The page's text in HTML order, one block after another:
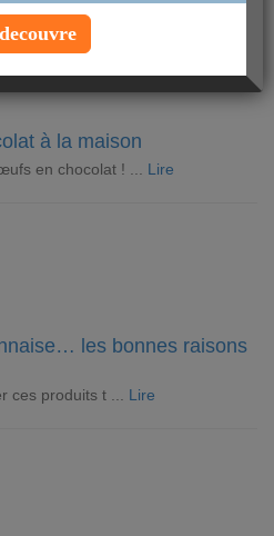
à la maison
en chocolat ! ... Lire
les bonnes raisons
ces produits t ... Lire